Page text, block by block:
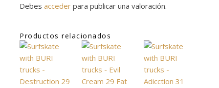
Debes acceder para publicar una valoración.
Productos relacionados